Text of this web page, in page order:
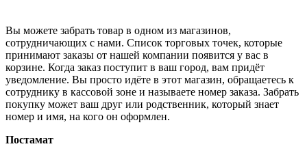
Вы можете забрать товар в одном из магазинов,
сотрудничающих с нами. Список торговых точек, которые
принимают заказы от нашей компании появится у вас в
корзине. Когда заказ поступит в ваш город, вам придёт
уведомление. Вы просто идёте в этот магазин, обращаетесь к
сотруднику в кассовой зоне и называете номер заказа. Забрать
покупку может ваш друг или родственник, который знает
номер и имя, на кого он оформлен.
Постамат